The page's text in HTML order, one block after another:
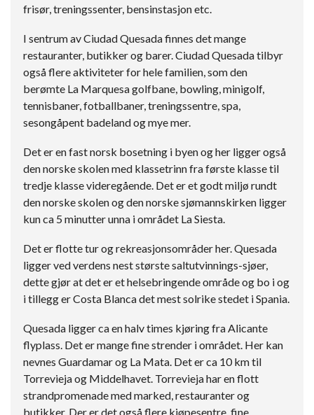
frisør, treningssenter, bensinstasjon etc.
I sentrum av Ciudad Quesada finnes det mange
restauranter, butikker og barer. Ciudad Quesada tilbyr
også flere aktiviteter for hele familien, som den
berømte La Marquesa golfbane, bowling, minigolf,
tennisbaner, fotballbaner, treningssentre, spa,
sesongåpent badeland og mye mer.
Det er en fast norsk bosetning i byen og her ligger også
den norske skolen med klassetrinn fra første klasse til
tredje klasse videregående. Det er et godt miljø rundt
den norske skolen og den norske sjømannskirken ligger
kun ca 5 minutter unna i området La Siesta.
Det er flotte tur og rekreasjonsområder her. Quesada
ligger ved verdens nest største saltutvinnings-sjøer,
dette gjør at det er et helsebringende område og bo i og
i tillegg er Costa Blanca det mest solrike stedet i Spania.
Quesada ligger ca en halv times kjøring fra Alicante
flyplass. Det er mange fine strender i området. Her kan
nevnes Guardamar og La Mata. Det er ca 10 km til
Torrevieja og Middelhavet. Torrevieja har en flott
strandpromenade med marked, restauranter og
butikker. Der er det også flere kjøpesentre, fine